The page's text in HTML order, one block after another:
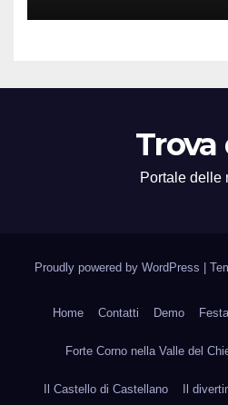
Territorio
Trova
Portale delle
Proudly powered by WordPress
Home Contatti Demo
Forte Corno nella Valle del
Il Castello di Castellano Il